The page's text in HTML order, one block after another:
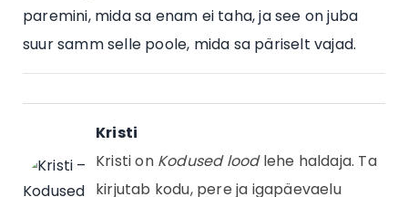
paremini, mida sa enam ei taha, ja see on juba
suur samm selle poole, mida sa päriselt vajad.
Kristi
Kristi on Kodused loodlehe haldaja. Ta
kirjutab kodu, pere ja igapäevaelu